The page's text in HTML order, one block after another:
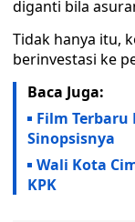
diganti bila
Tidak hanya itu,
berinvestasi ke
Baca Juga:
Film Terbaru
Sinopsisnya
Wali Kota
KPK